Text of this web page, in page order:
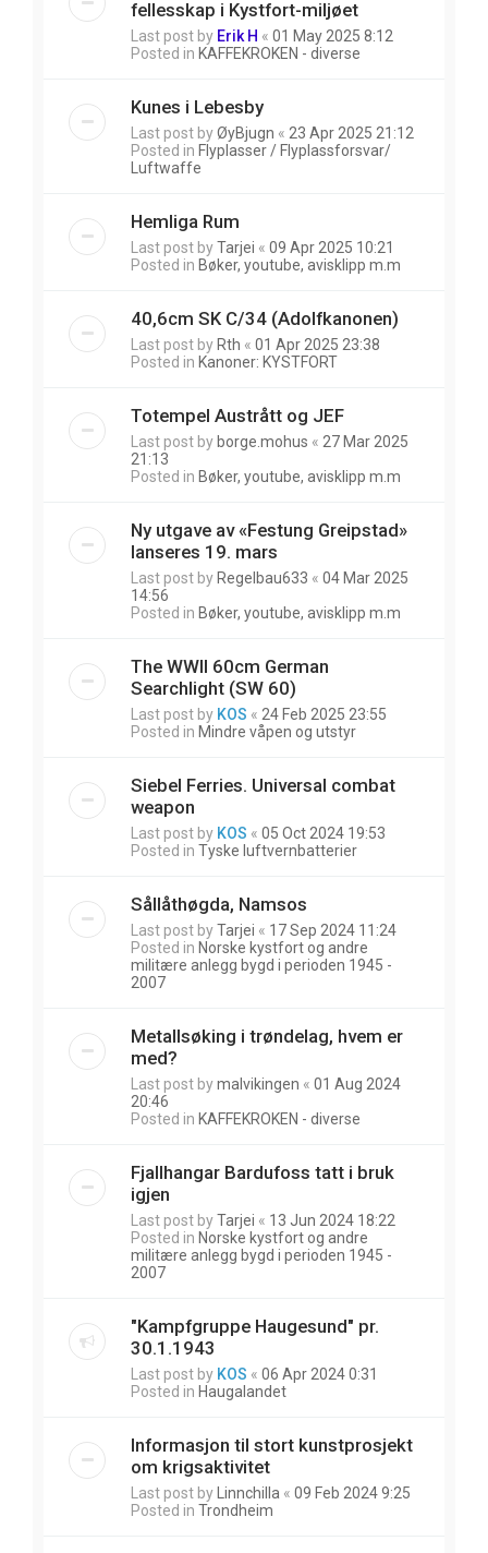
fellesskap i Kystfort-miljøet
Last post by Erik H « 01 May 2025 8:12
Posted in KAFFEKROKEN - diverse
Kunes i Lebesby
Last post byØyBjugn « 23 Apr 2025 21:12
Posted in Flyplasser / Flyplassforsvar/
Luftwaffe
Hemliga Rum
Last post byTarjei « 09 Apr 2025 10:21
Posted in Bøker, youtube, avisklipp m.m
40,6cm SK C/34 (Adolfkanonen)
Last post by Rth « 01 Apr 2025 23:38
Posted in Kanoner: KYSTFORT
Totempel Austrått og JEF
Last post by borge.mohus « 27 Mar 2025
21:13
Posted in Bøker, youtube, avisklipp m.m
Ny utgave av «Festung Greipstad»
lanseres 19. mars
Last post by Regelbau633 « 04 Mar 2025
14:56
Posted in Bøker, youtube, avisklipp m.m
The WWII 60cm German
Searchlight (SW 60)
Last post by KOS « 24 Feb 2025 23:55
Posted in Mindre våpen og utstyr
Siebel Ferries. Universal combat
weapon
Last post by KOS « 05 Oct 2024 19:53
Posted in Tyske luftvernbatterier
Sållåthøgda, Namsos
Last post byTarjei « 17 Sep 2024 11:24
Posted in Norske kystfort og andre
militære anlegg bygd i perioden 1945 -
2007
Metallsøking i trøndelag, hvem er
med?
Last post bymalvikingen « 01 Aug 2024
20:46
Posted in KAFFEKROKEN - diverse
Fjallhangar Bardufoss tatt i bruk
igjen
Last post byTarjei « 13 Jun 2024 18:22
Posted in Norske kystfort og andre
militære anlegg bygd i perioden 1945 -
2007
"Kampfgruppe Haugesund" pr.
30.1.1943
Last post by KOS « 06 Apr 2024 0:31
Posted in Haugalandet
Informasjon til stort kunstprosjekt
om krigsaktivitet
Last post by Linnchilla « 09 Feb 2024 9:25
Posted in Trondheim